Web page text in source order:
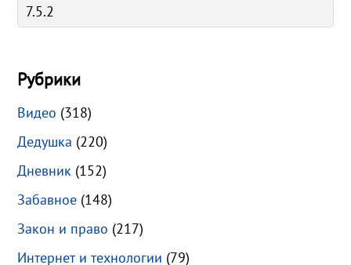
Рубрики
Видео (318)
Дедушка (220)
Дневник (152)
Забавное (148)
Закон и право (217)
Интернет и технологии (79)